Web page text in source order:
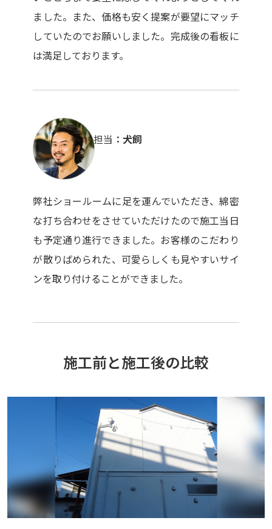
ました。また、価格も安く提案が要望にマッチ
していたのでお願いしました。完成後の看板に
は満足しております。
担当 犬飼
弊社ショールームに足を運んでいただき、綿密
な打ち合わせをさせていただけたので施工当日
も予定通り進行できました。お客様のこだわり
が散りばめられた、可愛らしくも見やすいサイ
ンを取り付けることができました。
施工前と施工後の比較